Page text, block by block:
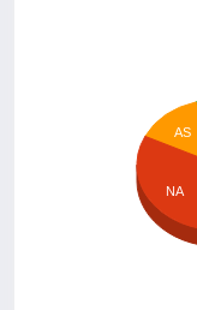
AS
NA